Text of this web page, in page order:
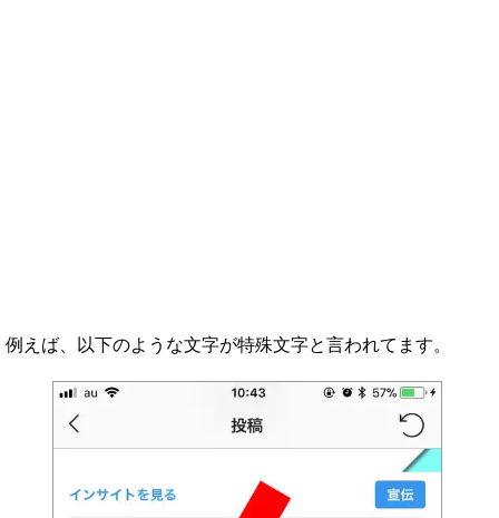
例えば、以下のような文字が特殊文字と言われてます。